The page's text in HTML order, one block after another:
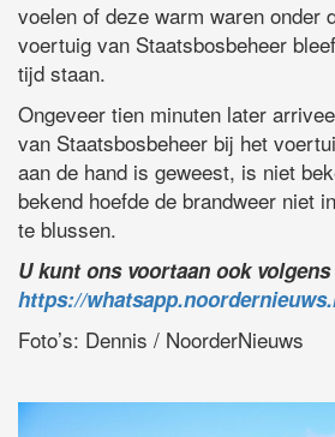
voelen of deze warm waren onder
voertuig van Staatsbosbeheer
tijd staan.
Ongeveer tien minuten later
van Staatsbosbeheer bij het
aan de hand is geweest, is niet
bekend hoefde de brandweer niet
te blussen.
U kunt ons voortaan ook
https://
Foto’s: Dennis / NoorderNieuws